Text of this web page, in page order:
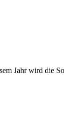
Jahr wird die